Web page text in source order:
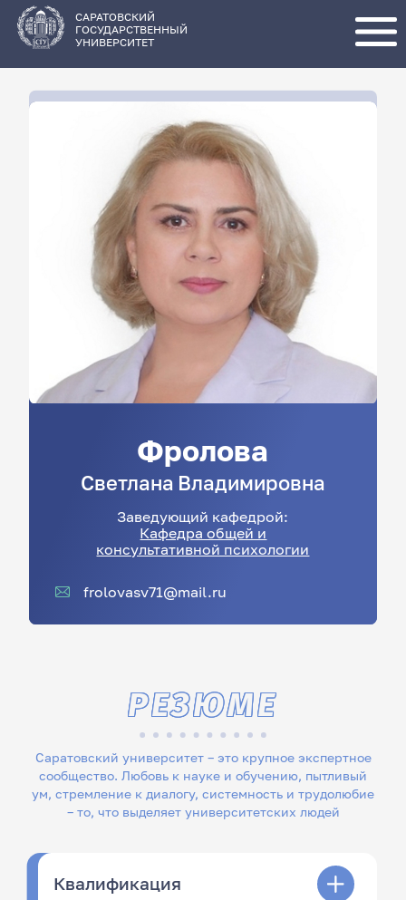
основному
содержанию
САРАТОВСКИЙ
ГОСУДАРСТВЕННЫЙ
УНИВЕРСИТЕТ
Фролова
Светлана Владимировна
Заведующий кафедрой:
Кафедра общей и
консультативной психологии
frolovasv71@mail.ru
Саратовский университет – это крупное экспертное
сообщество. Любовь к науке и обучению, пытливый
ум, стремление к диалогу, системность и трудолюбие
– то, что выделяет университетских людей
РЕЗЮМЕ
Квалификация